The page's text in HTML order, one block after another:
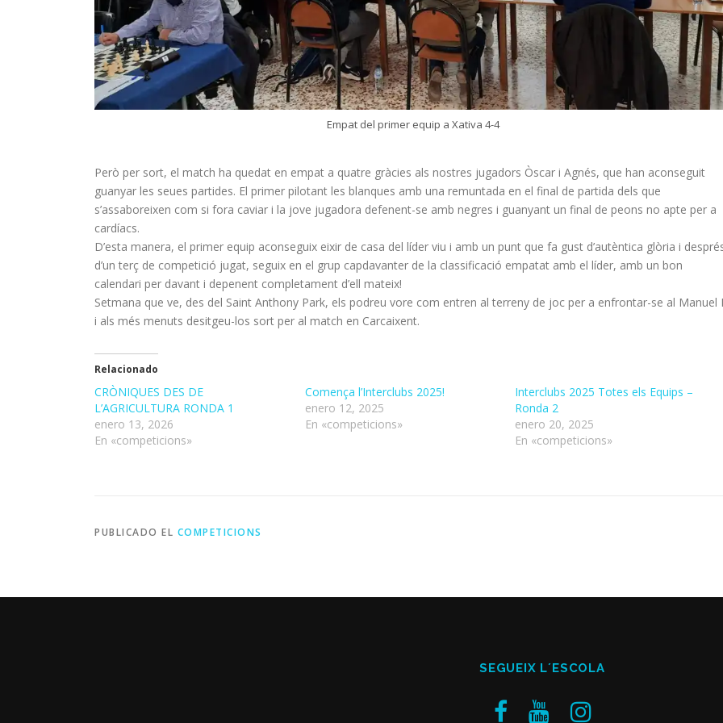
Empat del primer equip a Xativa 4-4
Però per sort, el match ha quedat en empat a quatre gràcies als nostres jugadors Òscar i Agnés, que han aconseguit
guanyar les seues partides. El primer pilotant les blanques amb una remuntada en el final de partida dels que
s’assaboreixen com si fora caviar i la jove jugadora defenent-se amb negres i guanyant un final de peons no apte per a
cardíacs.
D’esta manera, el primer equip aconseguix eixir de casa del líder viu i amb un punt que fa gust d’autèntica glòria i
d’un terç de competició jugat, seguix en el grup capdavanter de la classificació empatat amb el líder, amb un bon
calendari per davant i depenent completament d’ell mateix!
Setmana que ve, des del Saint Anthony Park, els podreu vore com entren al terreny de joc per a enfrontar-se al Manuel
i als més menuts desitgeu-los sort per al match en Carcaixent.
Relacionado
CRÒNIQUES DES DE
L’AGRICULTURA RONDA 1
enero 13, 2026
En «competicions»
Comença l’Interclubs 2025!
enero 12, 2025
En «competicions»
Interclubs 2025 Totes els Equips –
Ronda 2
enero 20, 2025
En «competicions»
PUBLICADO EL COMPETICIONS
SEGUEIX L´ESCOLA